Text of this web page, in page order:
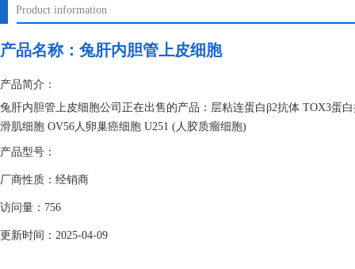
Product information
产品名称： 兔肝内胆管上皮细胞
产品简介：
兔肝内胆管上皮细胞公司正在出售的产品：层粘连蛋白β2抗体 TOX3蛋
滑肌细胞 OV56人卵巢癌细胞 U251 (人胶质瘤细胞)
产品型号：
厂商性质：经销商
访问量：756
更新时间：2025-04-09